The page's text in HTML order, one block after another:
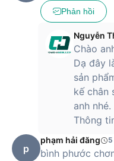
Phản hồi
Nguyễn
Chào
Dạ đây
sản
kế chân
anh nhé.
Thông
p
phạm hải đăng
bình phước